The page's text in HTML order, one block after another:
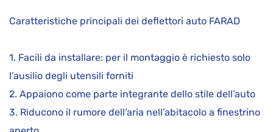
Caratteristiche principali dei deflettori auto FARAD
1. Facili da installare: per il montaggio è richiesto solo
l’ausilio degli utensili forniti
2. Appaiono come parte integrante dello stile dell’auto
3. Riducono il rumore dell’aria nell’abitacolo a finestrino